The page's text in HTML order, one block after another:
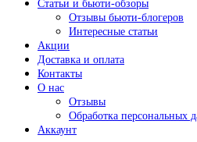
Статьи и бьюти-обзоры
Отзывы бьюти-блогеров
Интересные статьи
Акции
Доставка и оплата
Контакты
О нас
Отзывы
Обработка персональных
Аккаунт